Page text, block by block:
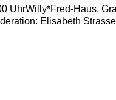
UhrWilly*Fred-Haus,
Elisabeth